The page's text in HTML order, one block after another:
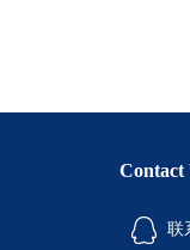
Contact
联